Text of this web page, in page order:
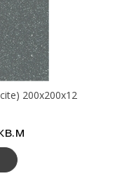
200х200х12